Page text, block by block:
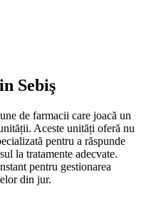
Sebiş
de farmacii care joacă un
Aceste unități oferă nu
pentru a răspunde
la tratamente adecvate.
pentru gestionarea
din jur.